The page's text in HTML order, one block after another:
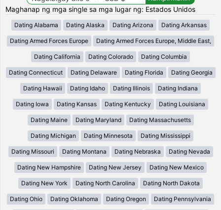
Maghanap ng mga single sa mga lugar ng: Estados Unidos
Dating Alabama Dating Alaska Dating Arizona Dating Arkansas
Dating Armed Forces Europe Dating Armed Forces Europe, Middle East,
Dating California Dating Colorado Dating Columbia
Dating Connecticut Dating Delaware Dating Florida Dating Georgia
Dating Hawaii Dating Idaho Dating Illinois Dating Indiana
Dating Iowa Dating Kansas Dating Kentucky Dating Louisiana
Dating Maine Dating Maryland Dating Massachusetts
Dating Michigan Dating Minnesota Dating Mississippi
Dating Missouri Dating Montana Dating Nebraska Dating Nevada
Dating New Hampshire Dating New Jersey Dating New Mexico
Dating New York Dating North Carolina Dating North Dakota
Dating Ohio Dating Oklahoma Dating Oregon Dating Pennsylvania